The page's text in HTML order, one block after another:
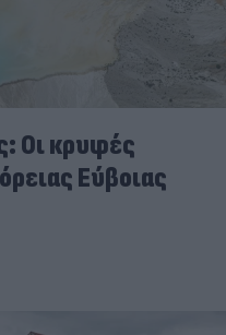
Οι κρυφές
Εύβοιας